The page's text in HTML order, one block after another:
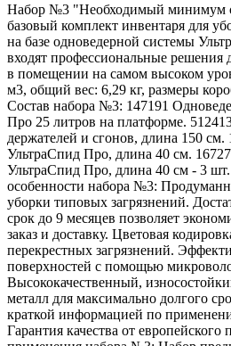
Набор №3 "Необходимый минимум
базовый комплект инвентаря для
на базе одноведерной системы
входят профессиональные решения
в помещении на самом высоком
м3, общий вес: 6,29 кг, размеры
Состав набора №3: 147191
Про 25 литров на платформе.
держателей и сгонов, длина 150
УльтраСпид Про, длина 40 см.
УльтраСпид Про, длина 40 см - 3
особенности набора №3:
уборки типовых загрязнений.
срок до 9 месяцев позволяет
заказ и доставку. Цветовая
перекрестных загрязнений.
поверхностей с помощью
Высококачественный,
металл для максимально долгого
краткой информацией по
Гарантия качества от европейского